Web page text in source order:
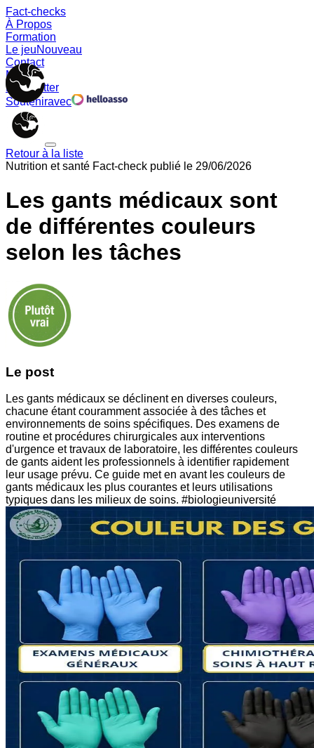
Fact-checks
À Propos
Formation
Le jeuNouveau
Contact
Memes
Newsletter
Souteniravec
Retour à la liste
Nutrition et santé Fact-check publié le 29/06/2026
Les gants médicaux sont
de différentes couleurs
selon les tâches
Le post
Les gants médicaux se déclinent en diverses couleurs,
chacune étant couramment associée à des tâches et
environnements de soins spécifiques. Des examens de
routine et procédures chirurgicales aux interventions
d'urgence et travaux de laboratoire, les différentes couleurs
de gants aident les professionnels à identifier rapidement
leur usage prévu. Ce guide met en avant les couleurs de
gants médicaux les plus courantes et leurs utilisations
typiques dans les milieux de soins. #biologieuniversité